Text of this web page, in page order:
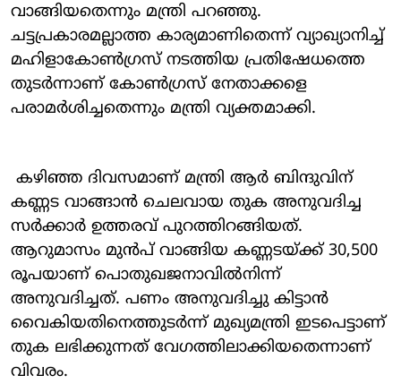
വാങ്ങിയതെന്നും മന്ത്രി പറഞ്ഞു.
ചട്ടപ്രകാരമല്ലാത്ത കാര്യമാണിതെന്ന് വ്യാഖ്യാനിച്ച്
മഹിളാകോണ്‍ഗ്രസ് നടത്തിയ പ്രതിഷേധത്തെ
തുടര്‍ന്നാണ് കോണ്‍ഗ്രസ് നേതാക്കളെ
പരാമര്‍ശിച്ചതെന്നും മന്ത്രി വ്യക്തമാക്കി.
കഴിഞ്ഞ ദിവസമാണ് മന്ത്രി ആര്‍ ബിന്ദുവിന്
കണ്ണട വാങ്ങാന്‍ ചെലവായ തുക അനുവദിച്ച
സര്‍ക്കാര്‍ ഉത്തരവ് പുറത്തിറങ്ങിയത്.
ആറുമാസം മുന്‍പ് വാങ്ങിയ കണ്ണടയ്ക്ക് 30,500
രൂപയാണ് പൊതുഖജനാവില്‍നിന്ന്
അനുവദിച്ചത്. പണം അനുവദിച്ചു കിട്ടാന്‍
വൈകിയതിനെത്തുടര്‍ന്ന് മുഖ്യമന്ത്രി ഇടപെട്ടാണ്
തുക ലഭിക്കുന്നത് വേഗത്തിലാക്കിയതെന്നാണ്
വിവരം.